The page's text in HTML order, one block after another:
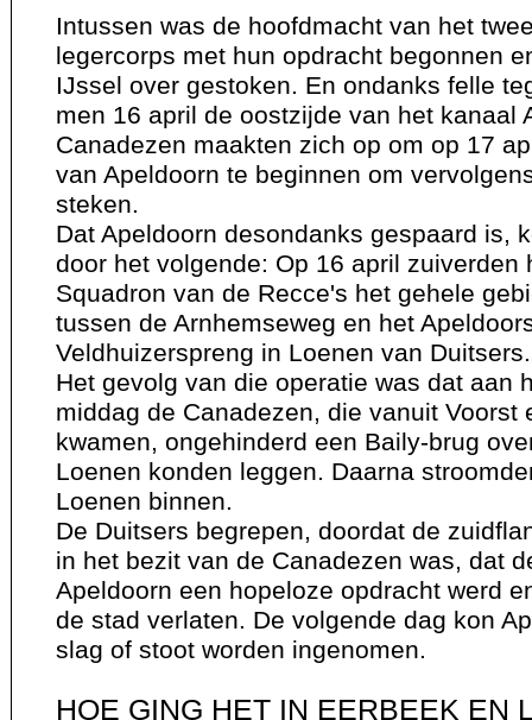
Intussen was de hoofdmacht van het
legercorps met hun opdracht begonnen
IJssel over gestoken. En ondanks felle
men 16 april de oostzijde van het kanaal
Canadezen maakten zich op om op 17
van Apeldoorn te beginnen om
steken.
Dat Apeldoorn desondanks gespaard is,
door het volgende: Op 16 april zuiverden
Squadron van de Recce's het gehele
tussen de Arnhemseweg en het
Veldhuizerspreng in Loenen van Duitsers.
Het gevolg van die operatie was dat aan
middag de Canadezen, die vanuit Voorst
kwamen, ongehinderd een Baily-brug
Loenen konden leggen. Daarna
Loenen binnen.
De Duitsers begrepen, doordat de
in het bezit van de Canadezen was, dat
Apeldoorn een hopeloze opdracht werd
de stad verlaten. De volgende dag kon
slag of stoot worden ingenomen.
HOE GING HET IN EERBEEK EN